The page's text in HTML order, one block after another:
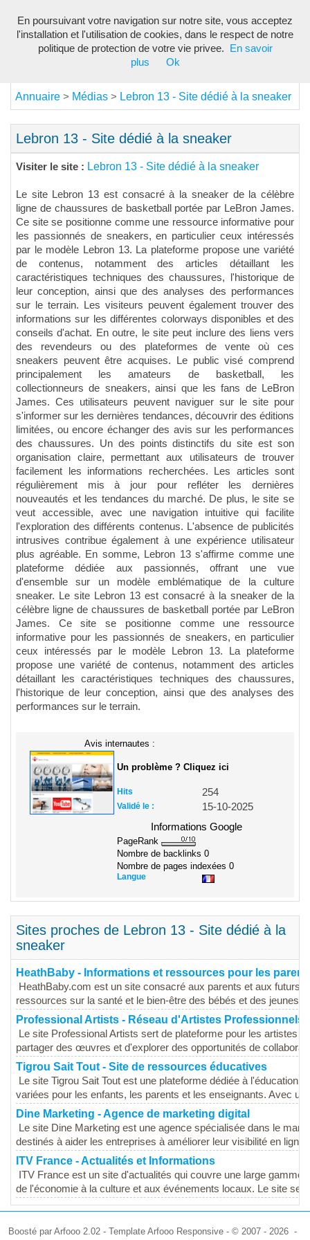
Annuaire > Médias > Lebron 13 - Site dédié à la sneaker
Lebron 13 - Site dédié à la sneaker
Visiter le site : Lebron 13 - Site dédié à la sneaker
Le site Lebron 13 est consacré à la sneaker de la célèbre
ligne de chaussures de basketball portée par LeBron James.
Ce site se positionne comme une ressource informative pour
les passionnés de sneakers, en particulier ceux intéressés
par le modèle Lebron 13. La plateforme propose une variété
de contenus, notamment des articles détaillant les
caractéristiques techniques des chaussures, l'historique de
leur conception, ainsi que des analyses des performances
sur le terrain. Les visiteurs peuvent également trouver des
informations sur les différentes colorways disponibles et des
conseils d'achat. En outre, le site peut inclure des liens vers
des revendeurs ou des plateformes de vente où ces
sneakers peuvent être acquises. Le public visé comprend
principalement les amateurs de basketball, les
collectionneurs de sneakers, ainsi que les fans de LeBron
James. Ces utilisateurs peuvent naviguer sur le site pour
s'informer sur les dernières tendances, découvrir des éditions
limitées, ou encore échanger des avis sur les performances
des chaussures. Un des points distinctifs du site est son
organisation claire, permettant aux utilisateurs de trouver
facilement les informations recherchées. Les articles sont
régulièrement mis à jour pour refléter les dernières
nouveautés et les tendances du marché. De plus, le site se
veut accessible, avec une navigation intuitive qui facilite
l'exploration des différents contenus. L'absence de publicités
intrusives contribue également à une expérience utilisateur
plus agréable. En somme, Lebron 13 s'affirme comme une
plateforme dédiée aux passionnés, offrant une vue
d'ensemble sur un modèle emblématique de la culture
sneaker. Le site Lebron 13 est consacré à la sneaker de la
célèbre ligne de chaussures de basketball portée par LeBron
James. Ce site se positionne comme une ressource
informative pour les passionnés de sneakers, en particulier
ceux intéressés par le modèle Lebron 13. La plateforme
propose une variété de contenus, notamment des articles
détaillant les caractéristiques techniques des chaussures,
l'historique de leur conception, ainsi que des analyses des
performances sur le terrain.
Avis internautes :
Un problème ? Cliquez ici
Hits 254
Validé le :
15-10-2025
Informations Google
PageRank
Nombre de backlinks 0
Nombre de pages indexées 0
Langue
Sites proches de Lebron 13 - Site dédié à la
sneaker
HeathBaby - Informations et ressources pour les
HeathBaby.com est un site consacré aux parents et aux futurs
ressources sur la santé et le bien-être des bébés et des jeunes
Professional Artists - Réseau d'Artistes Professionnels
Le site Professional Artists sert de plateforme pour les artistes
partager des œuvres et d'explorer des opportunités de
Tigrou Sait Tout - Site de ressources éducatives
Le site Tigrou Sait Tout est une plateforme dédiée à l'éducation
variées pour les enfants, les parents et les enseignants. Avec
Dine Marketing - Agence de marketing digital
Le site Dine Marketing est une agence spécialisée dans le
destinés à aider les entreprises à améliorer leur visibilité en ligne.
ITV France - Actualités et Informations
ITV France est un site d'actualités qui couvre une large gamme
de l'économie à la culture et aux événements locaux. Le site se
Boosté par Arfooo 2.02 - Template Arfooo Responsive - © 2007 - 2026 -
En poursuivant votre navigation sur notre site, vous acceptez
l'installation et l'utilisation de cookies, dans le respect de notre
politique de protection de votre vie privee.
En savoir
plus
Ok